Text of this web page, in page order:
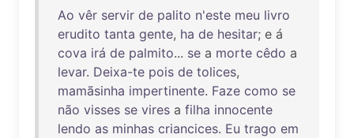
Ao vêr servir de palito n'este meu livro
erudito tanta gente, ha de hesitar; e á
cova irá de palmito... se a morte cêdo a
levar. Deixa-te pois de tolices,
mamãsinha impertinente. Faze como se
não visses se vires a filha innocente
lendo as minhas criancices. Eu trago em